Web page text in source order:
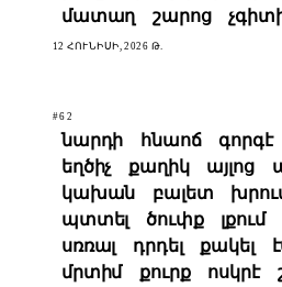
մատաղ
շարոց
12 ՀՈՒՆԻՍԻ, 2026 Թ.
#62
նարդի հնաոճ գորգէ
եղծիչ
քաղիկ այլոց
կախան
բալետ
պտտել
ծուփք լքում
սռռալ
դրդել քակել
մրտիմ
քուրք ոսկրէ